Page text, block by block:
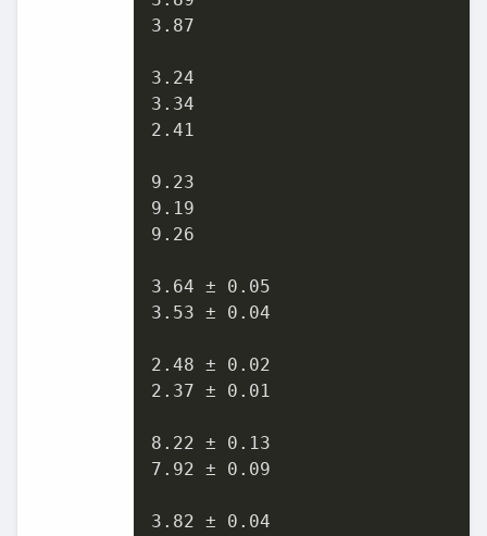
3.87
3.24
3.34
2.41
9.23
9.19
9.26
3.64 ± 0.05
3.53 ± 0.04
2.48 ± 0.02
2.37 ± 0.01
8.22 ± 0.13
7.92 ± 0.09
3.82 ± 0.04